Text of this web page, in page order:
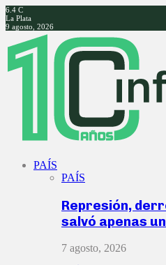
6.4 C
La Plata
9 agosto, 2026
Facebook
Twitter
Instagram
Youtube
PAÍS
PAÍS
Represión,
salvó apenas
7 agosto, 2026